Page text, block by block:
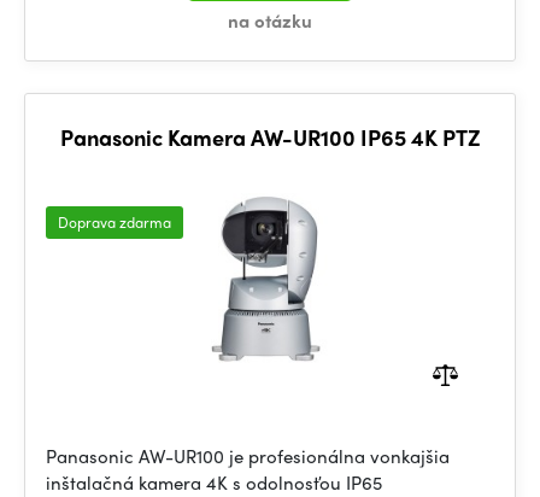
na otázku
Panasonic Kamera AW-UR100 IP65 4K PTZ
Doprava zdarma
Panasonic AW-UR100 je profesionálna vonkajšia
inštalačná kamera 4K s odolnosťou IP65